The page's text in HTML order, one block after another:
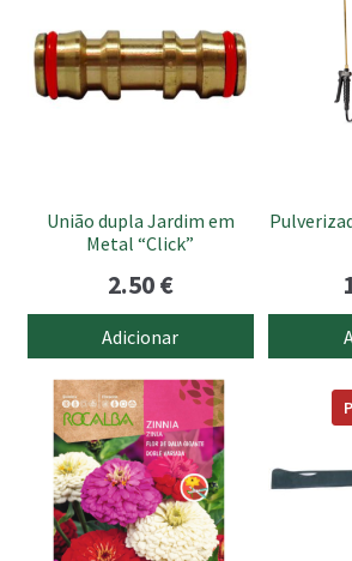
União dupla Jardim em
Metal “Click”
2.50€
Adicionar